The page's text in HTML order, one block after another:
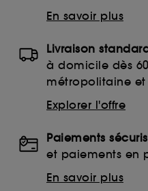
En savoir plus
Livraison
à domicile dès
métropolitaine
Explorer l'offre
Paiements
et paiements en
En savoir plus